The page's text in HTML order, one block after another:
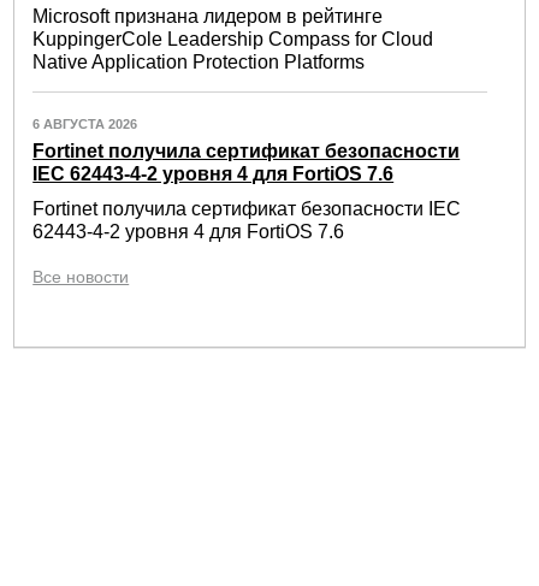
Microsoft признана лидером в рейтинге
KuppingerCole Leadership Compass for Cloud
Native Application Protection Platforms
6 АВГУСТА 2026
Fortinet получила сертификат безопасности
IEC 62443-4-2 уровня 4 для FortiOS 7.6
Fortinet получила сертификат безопасности IEC
62443-4-2 уровня 4 для FortiOS 7.6
Все новости